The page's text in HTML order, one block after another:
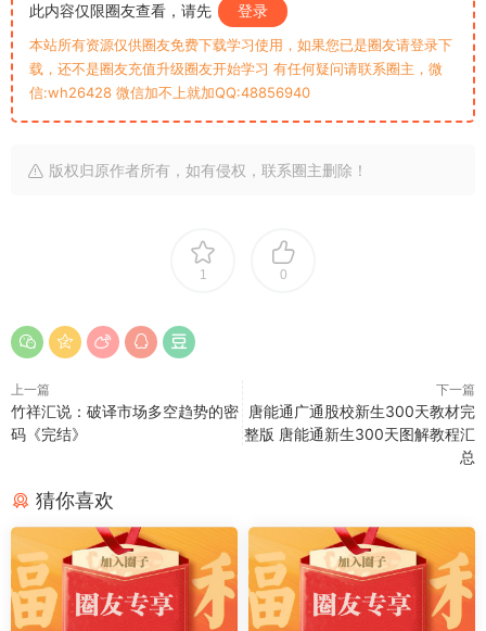
此内容仅限圈友查看，请先 登录
本站所有资源仅供圈友免费下载学习使用，如果您已是圈友请登录下
载，还不是圈友充值升级圈友开始学习 有任何疑问请联系圈主，微
信:wh26428 微信加不上就加QQ:48856940
版权归原作者所有，如有侵权，联系圈主删除！
1 0
上一篇
竹祥汇说：破译市场多空趋势的密
码《完结》
下一篇
唐能通广通股校新生300天教材完
整版 唐能通新生300天图解教程汇
总
猜你喜欢